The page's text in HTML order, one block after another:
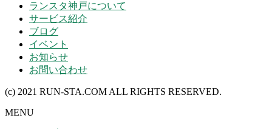
ランスタ神戸について
サービス紹介
ブログ
イベント
お知らせ
お問い合わせ
(c) 2021 RUN-STA.COM ALL RIGHTS RESERVED.
MENU